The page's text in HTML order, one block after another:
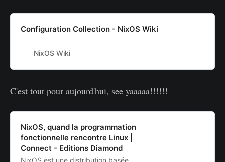
Configuration Collection - NixOS Wiki
NixOS Wiki
C'est tout pour aujourd'hui, see yaaaaa!!!!!!
NixOS, quand la programmation
fonctionnelle rencontre Linux |
Connect - Editions Diamond
NixOS est une distribution basée